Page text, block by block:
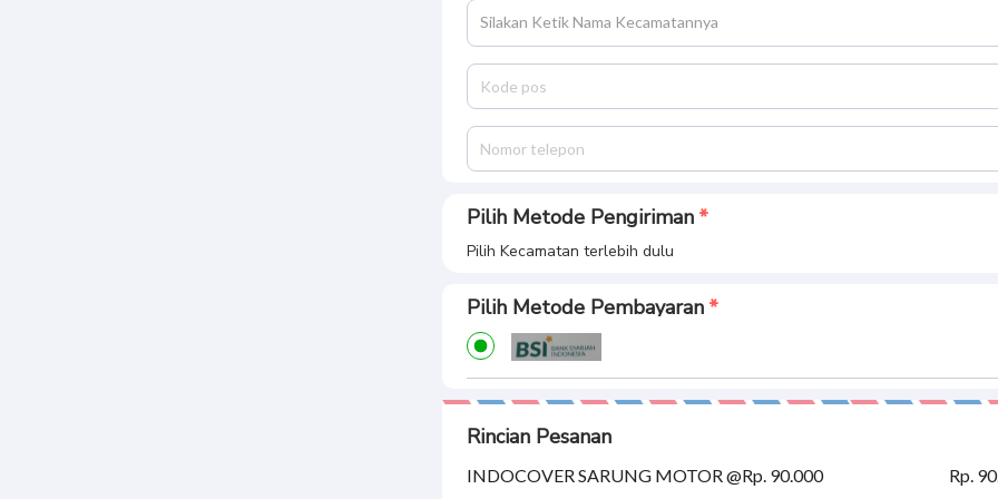
Silakan Ketik Nama Kecamatannya
Pilih Metode Pengiriman
Pilih Kecamatan terlebih dulu
Pilih Metode Pembayaran
Rincian Pesanan
INDOCOVER SARUNG MOTOR @Rp. 90.000 Rp.